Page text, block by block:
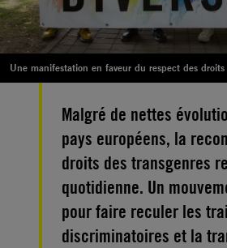
Une manifestation en faveur du respect des
Malgré de nettes
pays européens, la
droits des transgenres
quotidienne. Un
pour faire reculer les
discriminatoires et la